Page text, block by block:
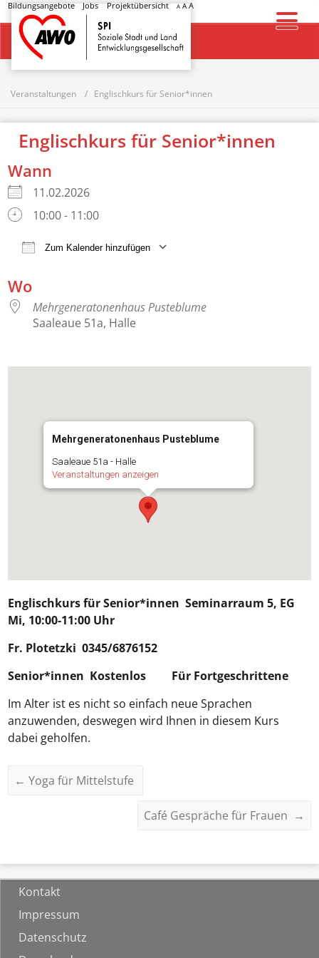
Bildungsangebote Jobs Projektübersicht A AA
Startseite
Veranstaltungen Englischkurs für Senior*innen
Englischkurs für Senior*innen
Wann
11.02.2026
10:00 - 11:00
Zum Kalender hinzufügen
Wo
Mehrgeneratonenhaus Pusteblume
Saaleaue 51a, Halle
Mehrgeneratonenhaus Pusteblume
Saaleaue 51a - Halle
Veranstaltungen anzeigen
Englischkurs für Senior*innenSeminarraum 5, EG
Mi, 10:00-11:00 Uhr
Fr. Plotetzki 0345/6876152
Senior*innen Kostenlos Für Fortgeschrittene
Im Alter ist es nicht so einfach neue Sprachen
anzuwenden, deswegen wird Ihnen in diesem Kurs
dabei geholfen.
← Yoga für Mittelstufe
Café Gespräche für Frauen →
Kontakt
Impressum
Datenschutz